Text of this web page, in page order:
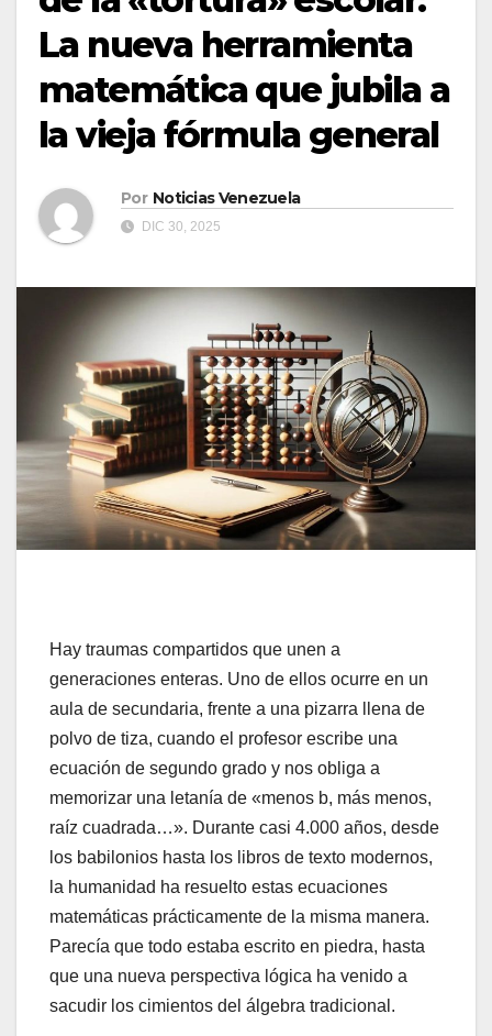
La nueva herramienta
matemática que jubila a
la vieja fórmula general
Por Noticias Venezuela
DIC 30, 2025
Hay traumas compartidos que unen a
generaciones enteras. Uno de ellos ocurre en un
aula de secundaria, frente a una pizarra llena de
polvo de tiza, cuando el profesor escribe una
ecuación de segundo grado y nos obliga a
memorizar una letanía de «menos b, más menos,
raíz cuadrada…». Durante casi 4.000 años, desde
los babilonios hasta los libros de texto modernos,
la humanidad ha resuelto estas ecuaciones
matemáticas prácticamente de la misma manera.
Parecía que todo estaba escrito en piedra, hasta
que una nueva perspectiva lógica ha venido a
sacudir los cimientos del álgebra tradicional.